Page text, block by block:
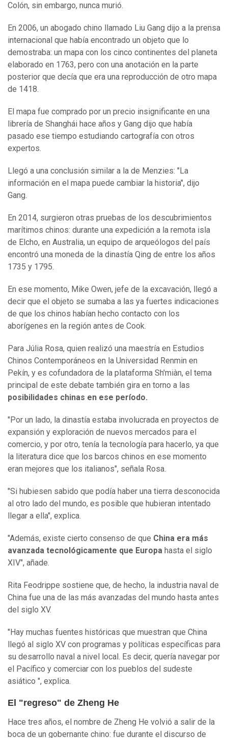
Colón, sin embargo, nunca murió.
En 2006, un abogado chino llamado Liu Gang dijo a la prensa
internacional que había encontrado un objeto que lo
demostraba: un mapa con los cinco continentes del planeta
elaborado en 1763, pero con una anotación en la parte
posterior que decía que era una reproducción de otro mapa
de 1418.
El mapa fue comprado por un precio insignificante en una
librería de Shanghái hace años y Gang dijo que había
pasado ese tiempo estudiando cartografía con otros
expertos.
Llegó a una conclusión similar a la de Menzies: "La
información en el mapa puede cambiar la historia", dijo
Gang.
En 2014, surgieron otras pruebas de los descubrimientos
marítimos chinos: durante una expedición a la remota isla
de Elcho, en Australia, un equipo de arqueólogos del país
encontró una moneda de la dinastía Qing de entre los años
1735 y 1795.
En ese momento, Mike Owen, jefe de la excavación, llegó a
decir que el objeto se sumaba a las ya fuertes indicaciones
de que los chinos habían hecho contacto con los
aborígenes en la región antes de Cook.
Para Júlia Rosa, quien realizó una maestría en Estudios
Chinos Contemporáneos en la Universidad Renmin en
Pekín, y es cofundadora de la plataforma Sh'miàn, el tema
principal de este debate también gira en torno a las
posibilidades chinas en ese período.
"Por un lado, la dinastía estaba involucrada en proyectos de
expansión y exploración de nuevos mercados para el
comercio, y por otro, tenía la tecnología para hacerlo, ya que
la literatura dice que los barcos chinos en ese momento
eran mejores que los italianos", señala Rosa.
"Si hubiesen sabido que podía haber una tierra desconocida
al otro lado del mundo, es posible que hubieran intentado
llegar a ella", explica.
"Además, existe cierto consenso de que China era más
avanzada tecnológicamente que Europa hasta el siglo
XIV", añade.
Rita Feodrippe sostiene que, de hecho, la industria naval de
China fue una de las más avanzadas del mundo hasta antes
del siglo XV.
"Hay muchas fuentes históricas que muestran que China
llegó al siglo XV con programas y políticas específicas para
su desarrollo naval a nivel local. Es decir, quería navegar por
el Pacífico y comerciar con los pueblos del sudeste
asiático ", explica.
El "regreso" de Zheng He
Hace tres años, el nombre de Zheng He volvió a salir de la
boca de un gobernante chino: fue durante el discurso de